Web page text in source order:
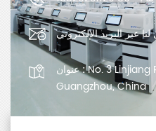
عنوان :No. 3 Linjiang
Guangzhou, China